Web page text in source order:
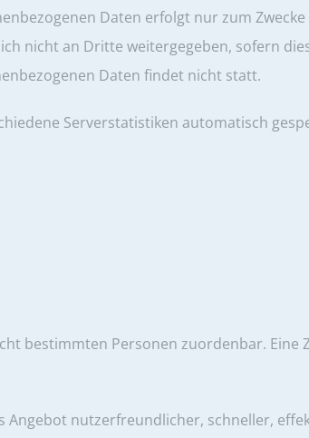
Daten erfolgt nur zum
nicht an Dritte weitergegeben, sofern
Daten findet nicht statt.
Serverstatistiken automatisch
bestimmten Personen zuordenbar.
nutzerfreundlicher, schneller,